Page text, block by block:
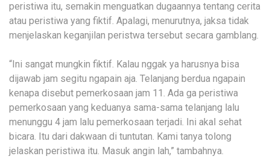
peristiwa itu, semakin menguatkan dugaannya tentang cerita
atau peristiwa yang fiktif. Apalagi, menurutnya, jaksa tidak
menjelaskan keganjilan peristwa tersebut secara gamblang.
“Ini sangat mungkin fiktif. Kalau nggak ya harusnya bisa
dijawab jam segitu ngapain aja. Telanjang berdua ngapain
kenapa disebut pemerkosaan jam 11. Ada ga peristiwa
pemerkosaan yang keduanya sama-sama telanjang lalu
menunggu 4 jam lalu pemerkosaan terjadi. Ini akal sehat
bicara. Itu dari dakwaan di tuntutan. Kami tanya tolong
jelaskan peristiwa itu. Masuk angin lah,” tambahnya.